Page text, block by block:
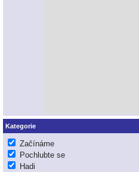
Kategorie
Začínáme
Pochlubte se
Hadi